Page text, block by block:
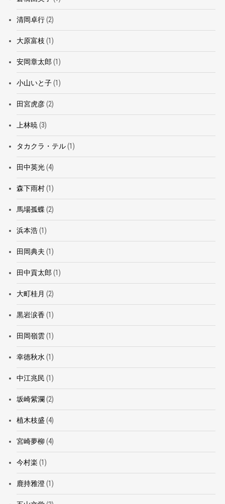
清岡卓行(2)
大原富枝 (1)
安岡章太郎 (1)
小山いと子(1)
田宮虎彦(2)
上林暁 (3)
タカクラ・テル(1)
田中英光(4)
森下雨村(1)
馬場孤蝶 (2)
浜本浩(1)
田岡典夫 (1)
田中貢太郎 (1)
大町桂月 (2)
黒岩涙香(1)
田岡嶺雲(1)
幸徳秋水 (1)
中江兆民 (1)
坂崎紫瀾 (2)
植木枝盛 (4)
宮崎夢柳 (4)
今村楽 (1)
鹿持雅澄(1)